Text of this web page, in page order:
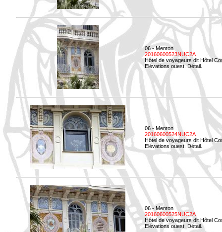
06 - Menton
20160600523NUC2A
Hôtel de voyageurs dit Hôtel
Elévations ouest. Détail.
06 - Menton
20160600524NUC2A
Hôtel de voyageurs dit Hôtel
Elévations ouest. Détail.
06 - Menton
20160600525NUC2A
Hôtel de voyageurs dit Hôtel
Elévations ouest. Détail.